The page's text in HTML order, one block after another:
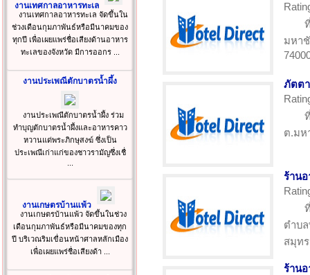
งานเทศกาลอาหารทะเล
งานเทศกาลอาหารทะเล จัดขึ้นใน
ช่วงเดือนกุมภาพันธ์หรือมีนาคมของ
ทุกปี เพื่อเผยแพร่ชื่อเสียงด้านอาหาร
ทะเลของจังหวัด มีการออกร ...
งานประเพณีตักบาตรน้ำผึ้ง
งานประเพณีตักบาตรน้ำผึ้ง ร่วม
ทำบุญตักบาตรน้ำผึ้งและอาหารคาว
หวานแด่พระภิกษุสงฆ์ ซึ่งเป็น
ประเพณีเก่าแก่ของชาวรามัญซึ่งเชื่
งานเกษตรบ้านแพ้ว
งานเกษตรบ้านแพ้ว จัดขึ้นในช่วง
เดือนกุมภาพันธ์หรือมีนาคมของทุก
ปี บริเวณริมเขื่อนหน้าศาลหลักเมือง
เพื่อเผยแพร่ชื่อเสียงด้า ...
มหา
ภัตต
ต.มห
ร้านอ
ตำบ
สมุท
ร้าน